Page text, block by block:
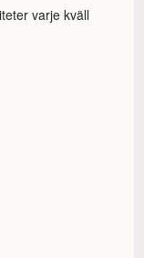
varje kväll